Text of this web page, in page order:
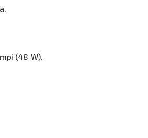
(48 W).